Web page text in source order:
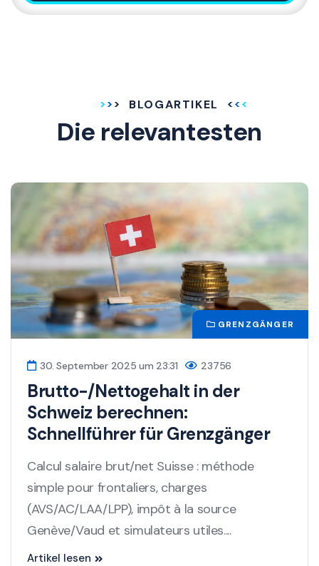
BLOGARTIKEL
Die relevantesten
GRENZGÄNGER
30. September 2025 um 23:31 23756
Brutto-/Nettogehalt in der
Schweiz berechnen:
Schnellführer für Grenzgänger
Calcul salaire brut/net Suisse : méthode
simple pour frontaliers, charges
(AVS/AC/LAA/LPP), impôt à la source
Genève/Vaud et simulateurs utiles....
Artikel lesen